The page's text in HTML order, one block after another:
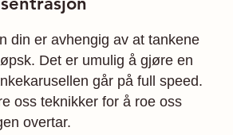
din er avhengig av at tankene
Det er umulig å gjøre en
går på full speed.
oss teknikker for å roe oss
overtar.